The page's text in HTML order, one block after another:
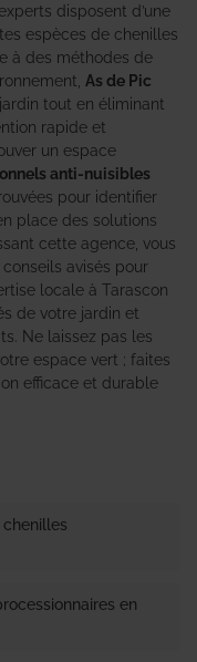
disposent d’une
espèces de chenilles
à des méthodes de
As de Pic
tout en éliminant
rapide et
un espace
anti-nuisibles
pour identifier
place des solutions
cette agence, vous
avisés pour
locale à Tarascon
de votre jardin et
Ne laissez pas les
espace vert ; faites
efficace et durable
en